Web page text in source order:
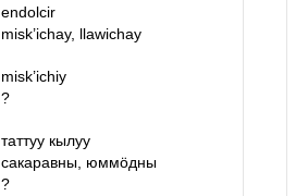
endolcir
misk’ichay, llawichay
misk’ichiy
?
таттуу кылуу
сакаравны, юммӧдны
?